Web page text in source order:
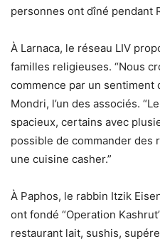
personnes ont dîné pendant
À Larnaca, le réseau LIV
familles religieuses. “Nous
commence par un sentiment
Mondri, l’un des associés.
spacieux, certains avec
possible de commander des
une cuisine casher.”
À Paphos, le rabbin Itzik
ont fondé “Operation
restaurant lait, sushis,